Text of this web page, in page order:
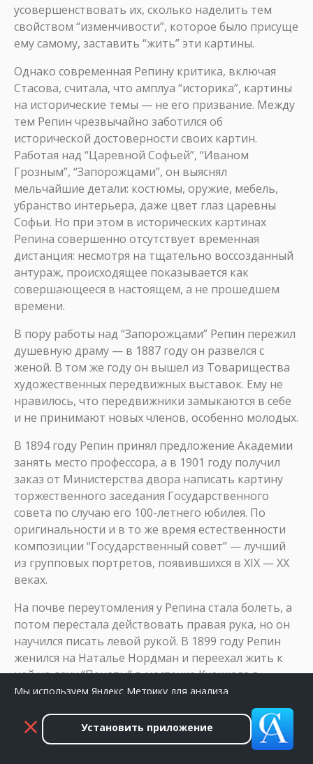
усовершенствовать их, сколько наделить тем
свойством “изменчивости”, которое было присуще
ему самому, заставить “жить” эти картины.
Однако современная Репину критика, включая
Стасова, считала, что амплуа “историка”, картины
на исторические темы — не его призвание. Между
тем Репин чрезвычайно заботился об
исторической достоверности своих картин.
Работая над “Царевной Софьей”, “Иваном
Грозным”, “Запорожцами”, он выяснял
мельчайшие детали: костюмы, оружие, мебель,
убранство интерьера, даже цвет глаз царевны
Софьи. Но при этом в исторических картинах
Репина совершенно отсутствует временная
дистанция: несмотря на тщательно воссозданный
антураж, происходящее показывается как
совершающееся в настоящем, а не прошедшем
времени.
В пору работы над “Запорожцами” Репин пережил
душевную драму — в 1887 году он развелся с
женой. В том же году он вышел из Товарищества
художественных передвижных выставок. Ему не
нравилось, что передвижники замыкаются в себе
и не принимают новых членов, особенно молодых.
В 1894 году Репин принял предложение Академии
занять место профессора, а в 1901 году получил
заказ от Министерства двора написать картину
торжественного заседания Государственного
совета по случаю его 100-летнего юбилея. По
оригинальности и в то же время естественности
композиции “Государственный совет” — лучший
из групповых портретов, появившихся в XIX — XX
веках.
На почве переутомления у Репина стала болеть, а
потом перестала действовать правая рука, но он
научился писать левой рукой. В 1899 году Репин
женился на Наталье Нордман и переехал жить к
ней на дачу “Пенаты” в местечке Куоккала в
Финляндии. В 1907 году Репин подал в отставку и
Умер он в сентябре 1930 года и был похоронен в
Установить приложение
Мы используем Яндекс Метрику для анализа
разрешить сбор данных.